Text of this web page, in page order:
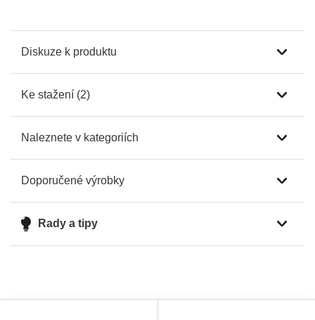
Diskuze k produktu
Ke stažení (2)
Naleznete v kategoriích
Doporučené výrobky
Rady a tipy